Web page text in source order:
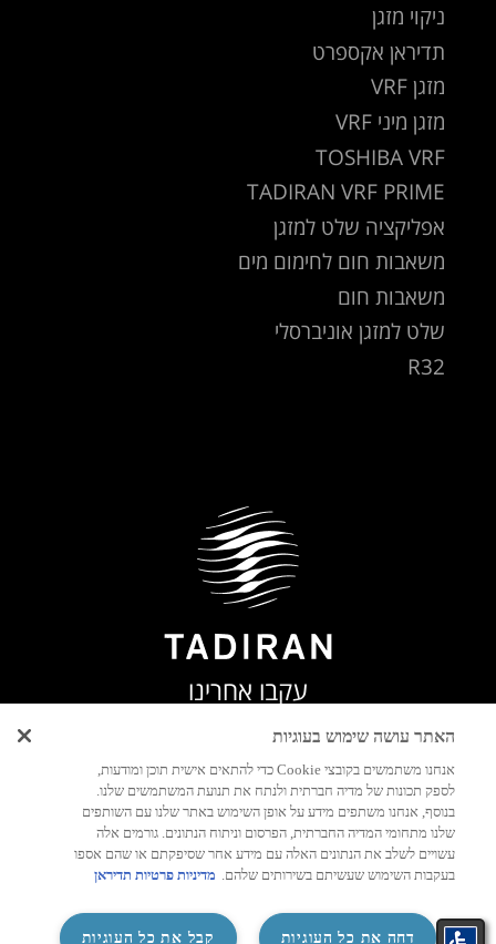
ניקוי מזגן
תדיראן אקספרט
מזגן VRF
מזגן מיני VRF
TOSHIBA VRF
TADIRAN VRF PRIME
אפליקציה שלט למזגן
משאבות חום לחימום מים
משאבות חום
שלט למזגן אוניברסלי
R32
עקבו אחרינו
האתר עושה שימוש בעוגיות
אנחנו משתמשים בקובצי Cookie כדי להתאים אישית תוכן ומודעות,
לספק תכונות של מדיה חברתית ולנתח את תנועת המשתמשים שלנו.
בנוסף, אנחנו משתפים מידע על אופן השימוש באתר שלנו עם השותפים
שלנו מתחומי המדיה החברתית, הפרסום וניתוח הנתונים. גורמים אלה
עשויים לשלב את הנתונים האלה עם מידע אחר שסיפקתם או שהם אספו
בעקבות השימוש שעשיתם בשירותים שלהם. מדיניות פרטיות תדיראן
קבל את כל העוגיות ‏דחה את כל העוגיות